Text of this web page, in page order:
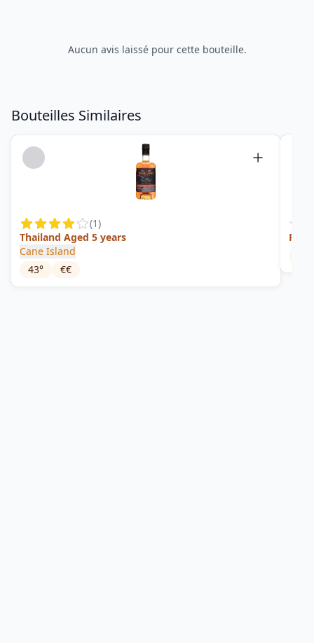
Aucun avis laissé pour cette bouteille.
Bouteilles Similaires
(1)
Thailand Aged 5 years
Cane Island
43° €€